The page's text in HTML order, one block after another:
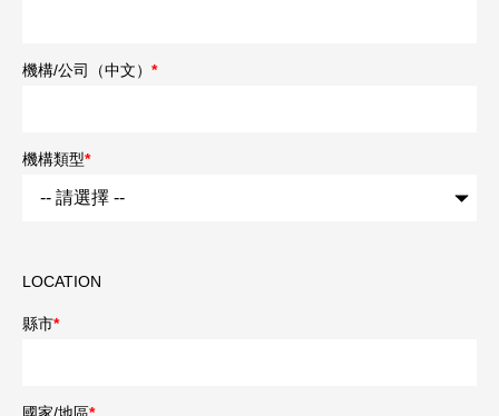
機構/公司（中文） *
機構類型*
LOCATION
縣市*